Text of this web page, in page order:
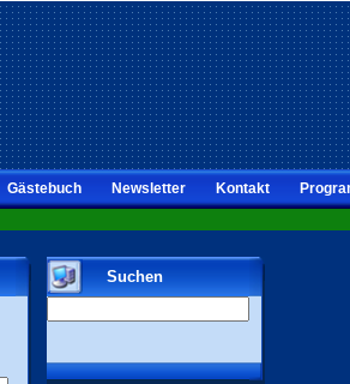
Gästebuch Newsletter Kontakt
Suchen